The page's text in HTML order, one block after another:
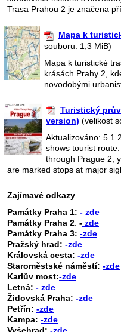
Trasa Prahou 2 je značena
Mapa k
souboru: 1,3 MiB)
Mapa k turistické
krásách Prahy 2,
novodobými
Turistický
version) (velikost
Aktualizováno:
shows tourist
through Prague 2,
are marked stops at major
Zajímavé odkazy
Památky Praha 1: - zde
Památky Praha 2: - zde
Památky Praha 3: -zde
Pražský hrad: -zde
Královská cesta: -zde
Staroměstské náměstí: -zde
Karlův most:-zde
Letná: - zde
Židovská Praha: -zde
Petřín: -zde
Kampa: -zde